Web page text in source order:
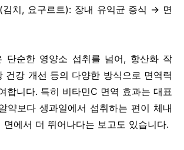
, 요구르트): 장내 유익균 증식 → 면
단순한 영양소 섭취를 넘어, 항산화 작
건강 개선 등의 다양한 방식으로 면역력
합니다. 특히 비타민C 면역 효과는 대표
약보다 생과일에서 섭취하는 편이 체내
면에서 더 뛰어나다는 보고도 있습니다.